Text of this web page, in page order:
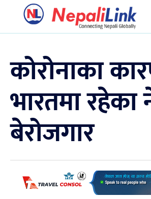
कोरोनाका
भारतमा रहेका
बेरोजगार